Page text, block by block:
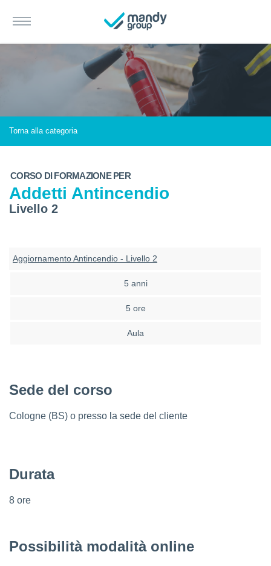
Torna alla categoria
CORSO DI FORMAZIONE PER
Addetti Antincendio
Livello 2
Aggiornamento Antincendio - Livello 2
5 anni
5 ore
Aula
Sede del corso
Cologne (BS) o presso la sede del cliente
Durata
8 ore
Possibilità modalità online